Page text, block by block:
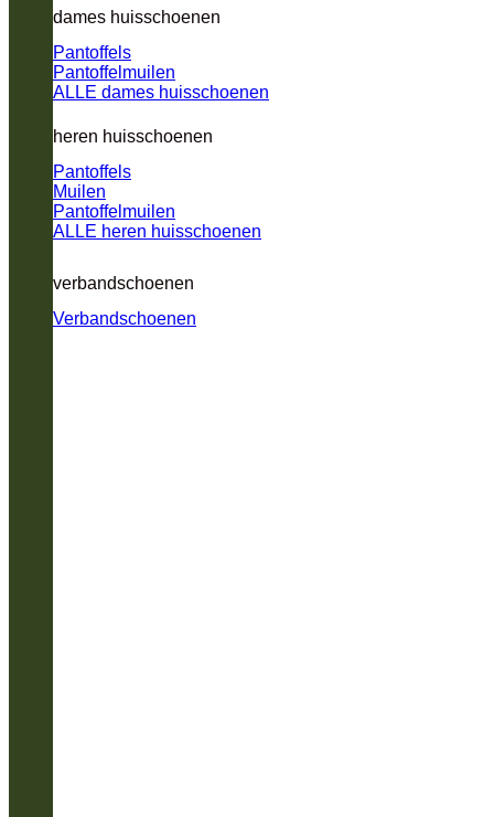
dames huisschoenen
Pantoffels
Pantoffelmuilen
ALLE dames huisschoenen
heren huisschoenen
Pantoffels
Muilen
Pantoffelmuilen
ALLE heren huisschoenen
verbandschoenen
Verbandschoenen